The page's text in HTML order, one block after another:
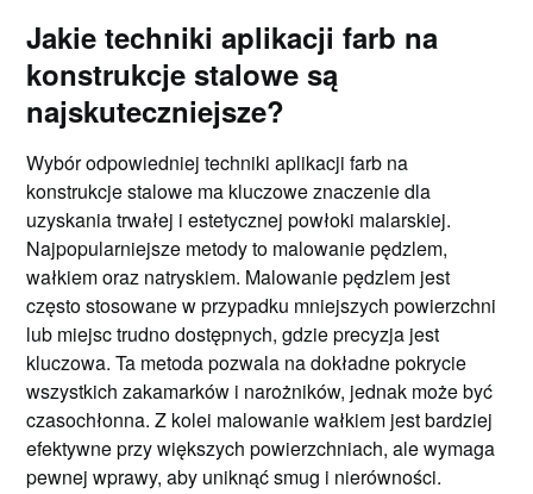
Jakie techniki aplikacji farb na
konstrukcje stalowe są
najskuteczniejsze?
Wybór odpowiedniej techniki aplikacji farb na
konstrukcje stalowe ma kluczowe znaczenie dla
uzyskania trwałej i estetycznej powłoki malarskiej.
Najpopularniejsze metody to malowanie pędzlem,
wałkiem oraz natryskiem. Malowanie pędzlem jest
często stosowane w przypadku mniejszych powierzchni
lub miejsc trudno dostępnych, gdzie precyzja jest
kluczowa. Ta metoda pozwala na dokładne pokrycie
wszystkich zakamarków i narożników, jednak może być
czasochłonna. Z kolei malowanie wałkiem jest bardziej
efektywne przy większych powierzchniach, ale wymaga
pewnej wprawy, aby uniknąć smug i nierówności.